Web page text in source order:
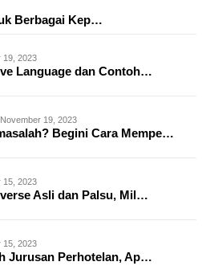
Berbagai Kep…
19, 2023
Language dan Contoh…
November 19, 2023
Begini Cara Mempe…
15, 2023
Asli dan Palsu, Mil…
15, 2023
Jurusan Perhotelan, Ap…